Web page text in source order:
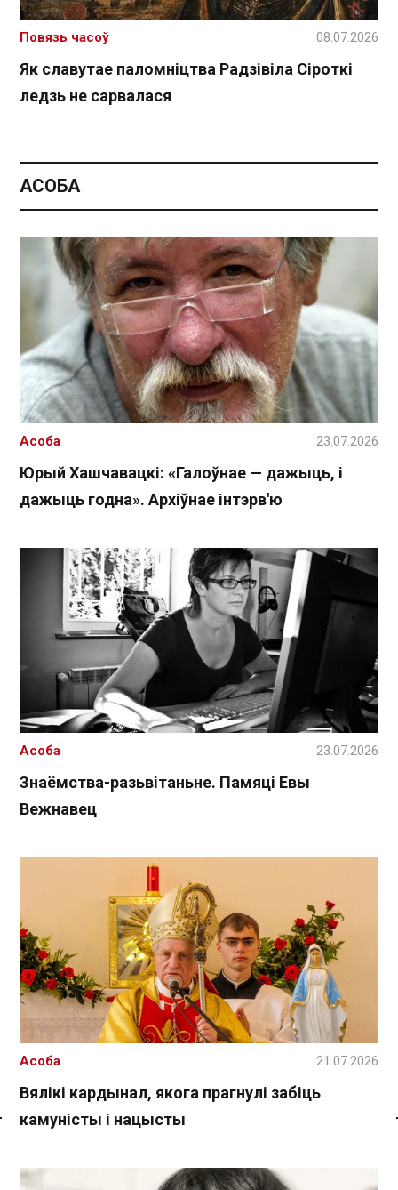
Як славутае паломніцтва Радзівіла Сіроткі
ледзь не сарвалася
Повязь часоў 08.07.2026
АСОБА
Юрый Хашчавацкі: «Галоўнае — дажыць, і
дажыць годна». Архіўнае інтэрв'ю
Асоба 23.07.2026
Знаёмства-разьвітаньне. Памяці Евы
Вежнавец
Асоба 23.07.2026
Вялікі кардынал, якога прагнулі забіць
камуністы і нацысты
Асоба 21.07.2026